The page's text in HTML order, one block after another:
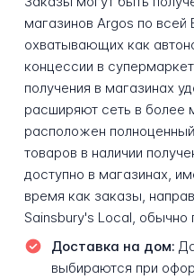
магазинов Argos по всей
охватывающих как
концессии в
получения в магазинах
расширяют сеть в более
расположен
товаров в наличии
доступно в магазинах,
время как заказы,
Sainsbury's Local, обычно
Доставка на дом:
выбираются при